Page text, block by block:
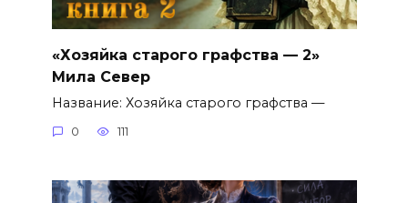
«Хозяйка старого графства — 2»
Мила Север
Название: Хозяйка старого графства —
0 111